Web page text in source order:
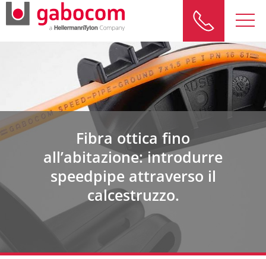
Fibra ottica fino
all’abitazione: introdurre
speedpipe attraverso il
calcestruzzo.